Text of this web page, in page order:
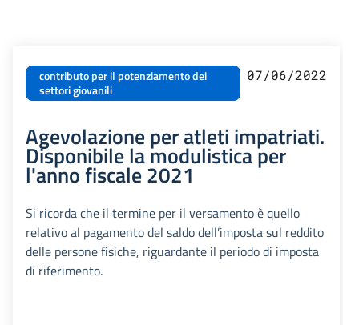
contributo per il potenziamento dei
settori giovanili
07/06/2022
Agevolazione per atleti impatriati.
Disponibile la modulistica per
l'anno fiscale 2021
Si ricorda che il termine per il versamento è quello
relativo al pagamento del saldo dell’imposta sul reddito
delle persone fisiche, riguardante il periodo di imposta
di riferimento.